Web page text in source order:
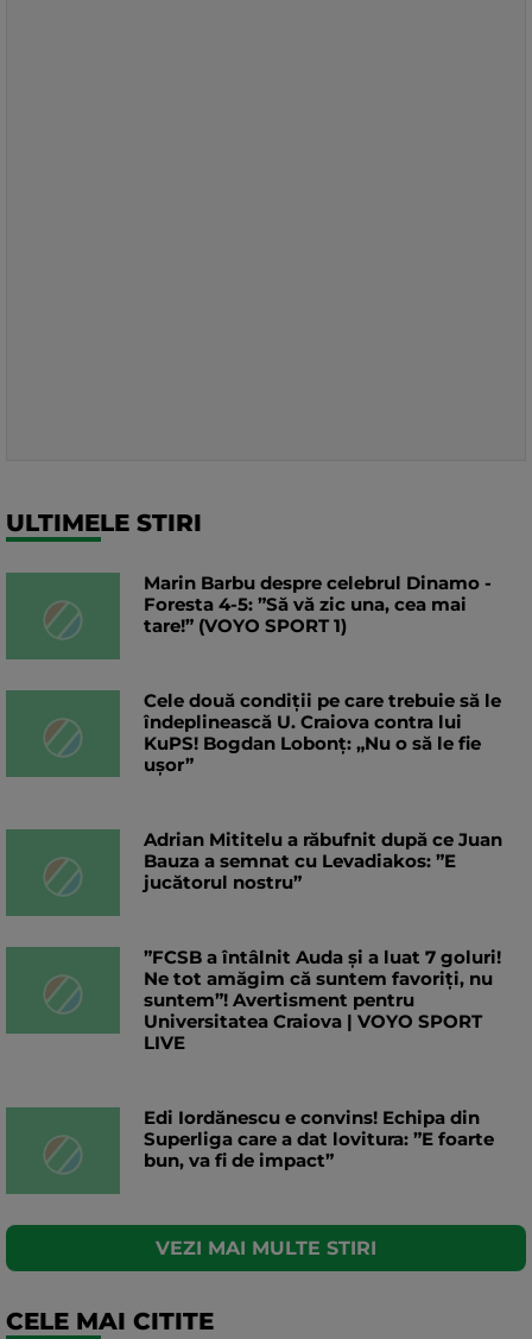
ULTIMELE STIRI
Marin Barbu despre celebrul Dinamo -
Foresta 4-5: ”Să vă zic una, cea mai
tare!” (VOYO SPORT 1)
Cele două condiții pe care trebuie să le
îndeplinească U. Craiova contra lui
KuPS! Bogdan Lobonț: „Nu o să le fie
ușor”
Adrian Mititelu a răbufnit după ce Juan
Bauza a semnat cu Levadiakos: ”E
jucătorul nostru”
”FCSB a întâlnit Auda și a luat 7 goluri!
Ne tot amăgim că suntem favoriți, nu
suntem”! Avertisment pentru
Universitatea Craiova | VOYO SPORT
LIVE
Edi Iordănescu e convins! Echipa din
Superliga care a dat lovitura: ”E foarte
bun, va fi de impact”
VEZI MAI MULTE STIRI
CELE MAI CITITE